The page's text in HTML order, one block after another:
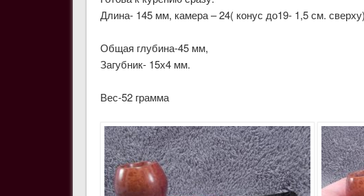
Длина- 145 мм, камера – 24( конус до19- 1,5 см.
Общая глубина-45 мм,
Загубник- 15х4 мм.
Вес-52 грамма